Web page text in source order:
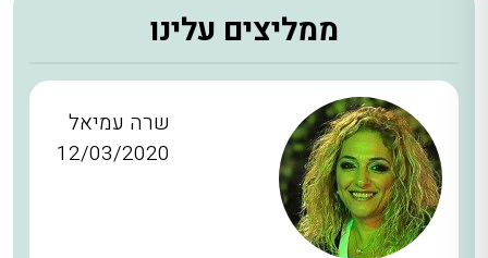
ממליצים עלינו
שרה עמיאל
12/03/2020